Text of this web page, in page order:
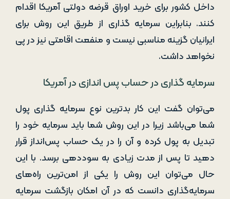
داخل کشور برای خرید اوراق قرضه دولتی آمریکا اقدام
کنند. بنابراین سرمایه ‌گذاری از طریق این روش برای
ایرانیان گزینه مناسبی نیست و منفعت اقامتی نیز در پی
نخواهد داشت.
سرمایه ‌گذاری در حساب پس‌ اندازی در آمریکا
می‌توان گفت این کار بدترین نوع سرمایه ‌گذاری ‌پول
شما می‌باشد زیرا در این روش شما باید سرمایه خود را
تبدیل به پول کرده و آن را در یک حساب پس‌انداز قرار
دهید تا پس از مدت زیادی به سوددهی برسد. با این
حال می‌توان این روش را یکی از امن‌ترین راه‌های
سرمایه‌گذاری دانست که در آن امکان بازگشت سرمایه